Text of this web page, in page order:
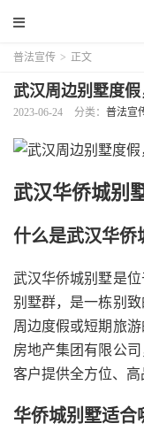
普法宣传 > 正文
武汉周边别墅度
2023-06-24 分类： 普法宣
武汉华侨城别
什么是武汉华侨
武汉华侨城别墅是
别墅群，是一栋别
周边度假或短期旅
房地产集团有限公
客户提供全方位、高
华侨城别墅适合